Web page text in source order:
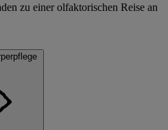
zu einer olfaktorischen Reise an